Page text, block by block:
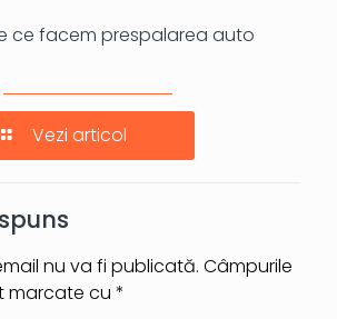
ce facem prespalarea auto
Vezi articol
nu va fi publicată. Câmpurile
marcate cu *